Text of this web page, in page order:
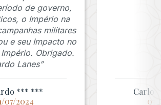
de governo,
o Império na
militares
e seu Impacto no
Obrigado.
Lanes”
*** ***
07/2024
03/